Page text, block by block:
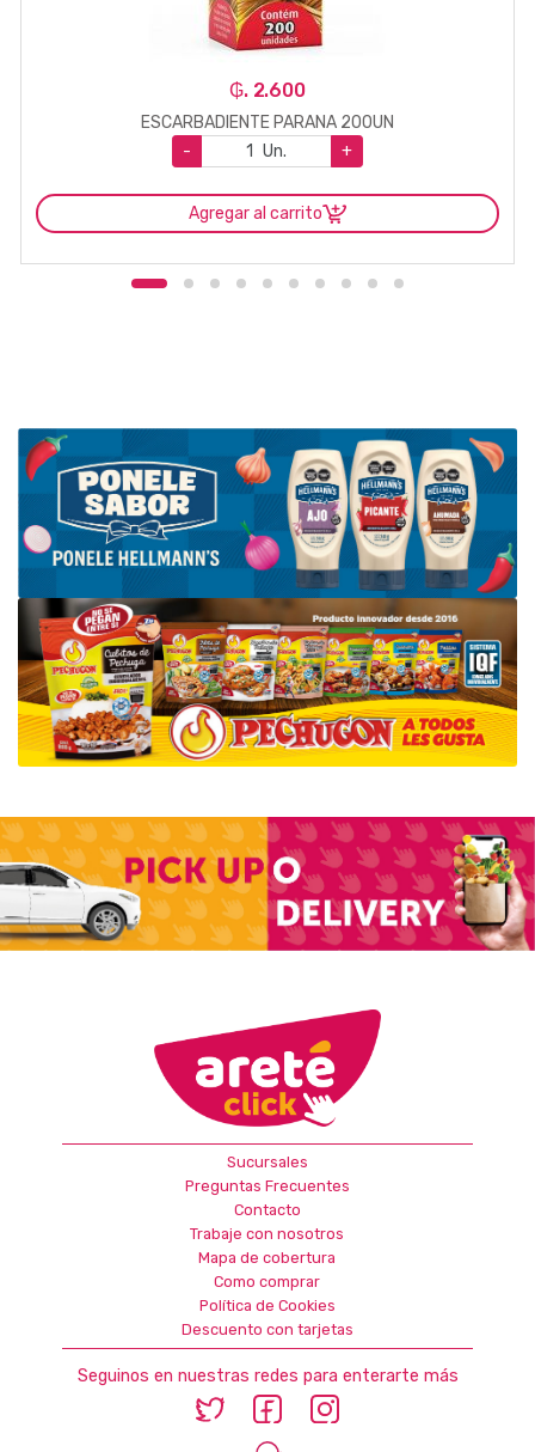
₲. 2.600
ESCARBADIENTE PARANA 200UN
-
Un. +
Agregar al carrito
Sucursales
Preguntas Frecuentes
Contacto
Trabaje con nosotros
Mapa de cobertura
Como comprar
Política de Cookies
Descuento con tarjetas
Seguinos en nuestras redes para enterarte más